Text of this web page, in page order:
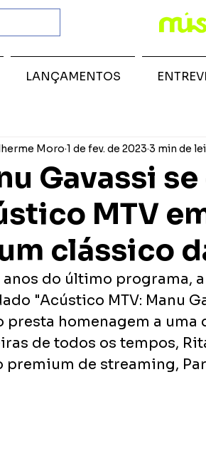
Gavassi
MTV
clássico
Moro 1 de fev. de 2023 3 min de
anos do último programa,
"Acústico MTV: Manu
presta homenagem a
de todos os tempos,
premium de streaming,
LANÇAMENTOS